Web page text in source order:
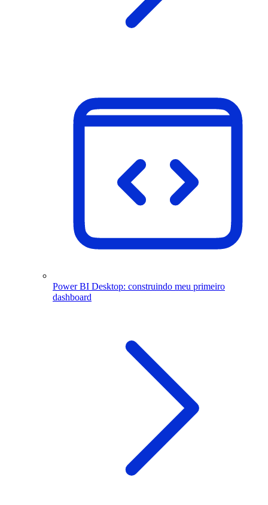
Power BI Desktop: construindo meu primeiro
dashboard